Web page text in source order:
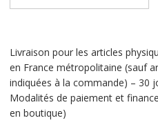
Livraison pour les articles
en France métropolitaine (sauf
indiquées à la commande) – 30
Modalités de paiement et
en boutique)